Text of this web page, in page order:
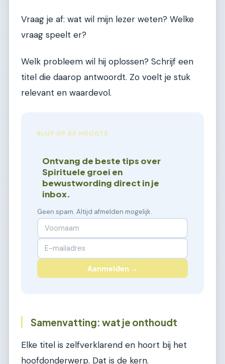
Vraag je af: wat wil mijn lezer weten? Welke
vraag speelt er?
Welk probleem wil hij oplossen? Schrijf een
titel die daarop antwoordt. Zo voelt je stuk
relevant en waardevol.
BLIJF OP DE HOOGTE
Ontvang de beste tips over
Spirituele groei en
bewustwording direct in je
inbox.
Geen spam. Altijd afmelden mogelijk.
Aanmelden →
Samenvatting: wat je onthoudt
Elke titel is zelfverklarend en hoort bij het
hoofdonderwerp. Dat is de kern.